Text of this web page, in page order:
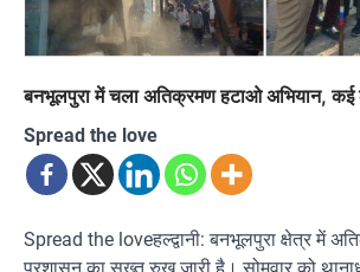
बनभूलपुरा में चला अतिक्रमण हटाओ अभियान, कई
Spread the love
Spread the loveहल्द्वानी: बनभूलपुरा क्षेत्र में